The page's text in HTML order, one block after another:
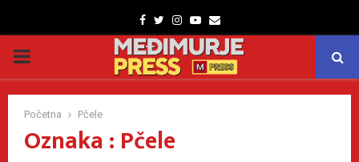
Facebook
TwitterInstagram
Youtube
Email
PRIMARY
MENU
Početna Pčele
Oznaka : Pčele